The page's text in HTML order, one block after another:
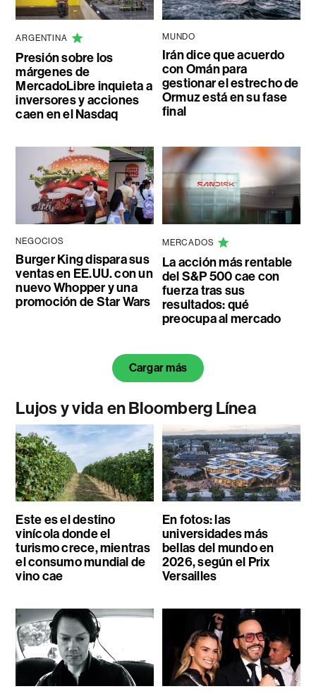
ARGENTINA
Presión sobre los
márgenes de
MercadoLibre inquieta a
inversores y acciones
caen en el Nasdaq
MUNDO
Irán dice que acuerdo
con Omán para
gestionar el estrecho de
Ormuz está en su fase
final
NEGOCIOS
Burger King dispara sus
ventas en EE.UU. con un
nuevo Whopper y una
promoción de Star Wars
MERCADOS
La acción más rentable
del S&P 500 cae con
fuerza tras sus
resultados: qué
preocupa al mercado
Cargar más
Lujos y vida en Bloomberg Línea
Este es el destino
vinícola donde el
turismo crece, mientras
el consumo mundial de
vino cae
En fotos: las
universidades más
bellas del mundo en
2026, según el Prix
Versailles